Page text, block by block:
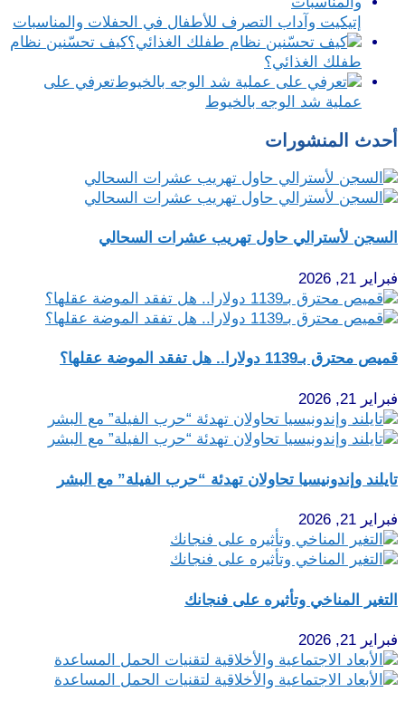
إتيكيت وآداب التصرف للأطفال في الحفلات والمناسبات
كيف تحسّنين نظام
طفلك الغذائي؟
تعرفي على
عملية شد الوجه بالخيوط
أحدث المنشورات
السجن لأسترالي حاول تهريب عشرات السحالي
فبراير 21, 2026
قميص محترق بـ1139 دولارا.. هل تفقد الموضة عقلها؟
فبراير 21, 2026
تايلند وإندونيسيا تحاولان تهدئة “حرب الفيلة” مع البشر
فبراير 21, 2026
التغير المناخي وتأثيره على فنجانك
فبراير 21, 2026